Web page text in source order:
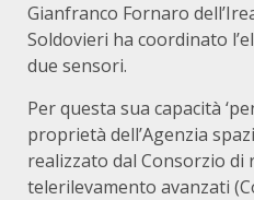
Gianfranco Fornaro
Soldovieri ha coordinato
due sensori.
Per questa sua capacità
proprietà dell’Agenzia
realizzato dal Consorzio di
telerilevamento avanzati